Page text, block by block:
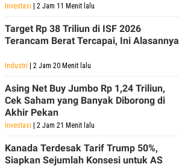
Investasi | 2 Jam 11 Menit lalu
Target Rp 38 Triliun di ISF 2026
Terancam Berat Tercapai, Ini Alasannya
Industri | 2 Jam 20 Menit lalu
Asing Net Buy Jumbo Rp 1,24 Triliun,
Cek Saham yang Banyak Diborong di
Akhir Pekan
Investasi | 2 Jam 21 Menit lalu
Kanada Terdesak Tarif Trump 50%,
Siapkan Sejumlah Konsesi untuk AS